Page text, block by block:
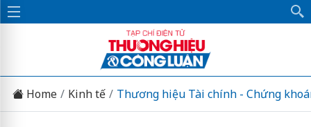
Home Kinh tế Thương hiệu Tài chính - Chứng